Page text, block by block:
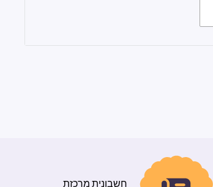
חשבונית מרכזת